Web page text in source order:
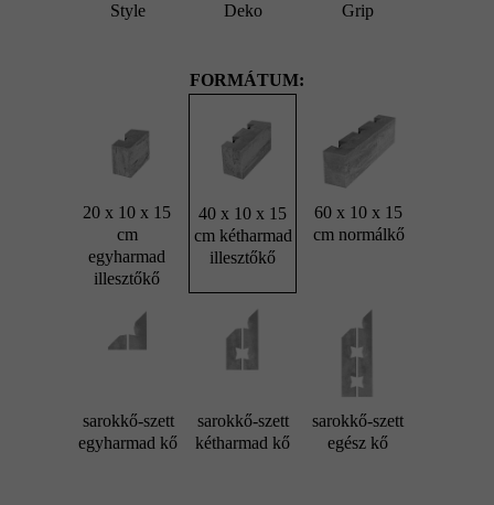
Style Deko Grip
FORMÁTUM:
20 x 10 x 15
cm
egyharmad
illesztőkő
40 x 10 x 15
cm kétharmad
illesztőkő
60 x 10 x 15
cm normálkő
sarokkő-szett
egyharmad kő
sarokkő-szett
kétharmad kő
sarokkő-szett
egész kő